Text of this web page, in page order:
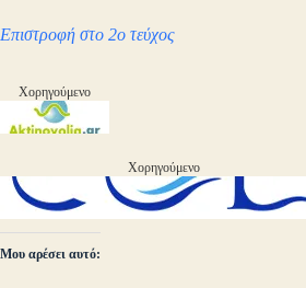
Επιστροφή στο 2ο τεύχος
Χορηγούμενο
Χορηγούμενο
Μου αρέσει αυτό: